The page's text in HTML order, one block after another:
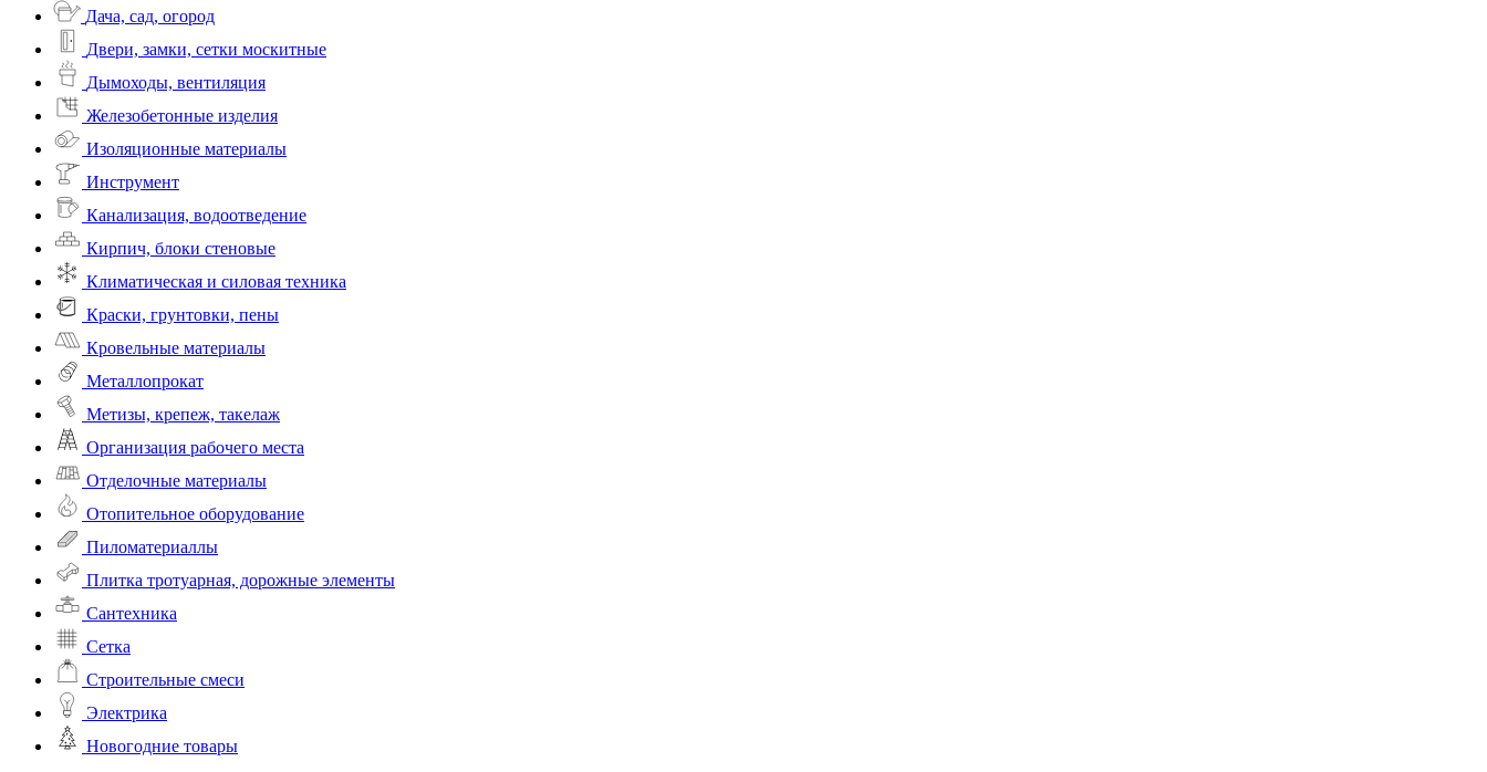
Дача, сад, огород
Двери, замки, сетки москитные
Дымоходы, вентиляция
Железобетонные изделия
Изоляционные материалы
Инструмент
Канализация, водоотведение
Кирпич, блоки стеновые
Климатическая и силовая техника
Краски, грунтовки, пены
Кровельные материалы
Металлопрокат
Метизы, крепеж, такелаж
Организация рабочего места
Отделочные материалы
Отопительное оборудование
Пиломатериаллы
Плитка тротуарная, дорожные элементы
Сантехника
Сетка
Строительные смеси
Электрика
Новогодние товары